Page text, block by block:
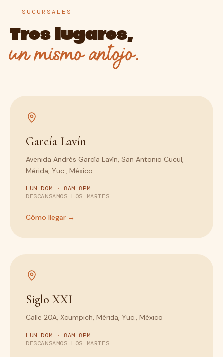
SUCURSALES
Tres lugares,
un mismo antojo.
García Lavín
Avenida Andrés García Lavín, San Antonio Cucul,
Mérida, Yuc., México
LUN–DOM · 8AM–8PM
DESCANSAMOS LOS MARTES
Cómo llegar →
Siglo XXI
Calle 20A, Xcumpich, Mérida, Yuc., México
LUN–DOM · 8AM–8PM
DESCANSAMOS LOS MARTES